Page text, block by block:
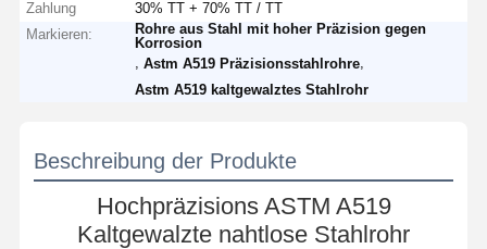
Zahlung
30% TT + 70% TT / TT
Markieren:
Rohre aus Stahl mit hoher Präzision gegen
Korrosion
Astm A519 Präzisionsstahlrohre
Astm A519 kaltgewalztes Stahlrohr
Beschreibung der Produkte
Hochpräzisions ASTM A519
Kaltgewalzte nahtlose Stahlrohr